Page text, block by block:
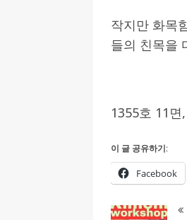
작지만 화목
들의 친목을
1355호 11면
이 글 공유하기:
Facebook